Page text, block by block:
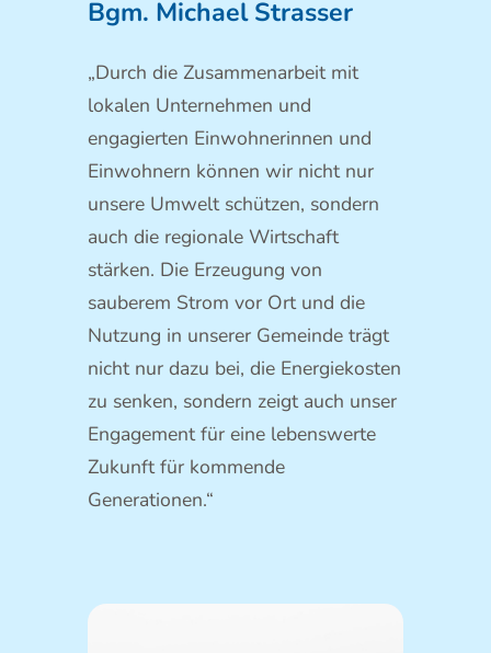
Bgm. Michael Strasser
„Durch die Zusammenarbeit mit
lokalen Unternehmen und
engagierten Einwohnerinnen und
Einwohnern können wir nicht nur
unsere Umwelt schützen, sondern
auch die regionale Wirtschaft
stärken. Die Erzeugung von
sauberem Strom vor Ort und die
Nutzung in unserer Gemeinde trägt
nicht nur dazu bei, die Energiekosten
zu senken, sondern zeigt auch unser
Engagement für eine lebenswerte
Zukunft für kommende
Generationen.“